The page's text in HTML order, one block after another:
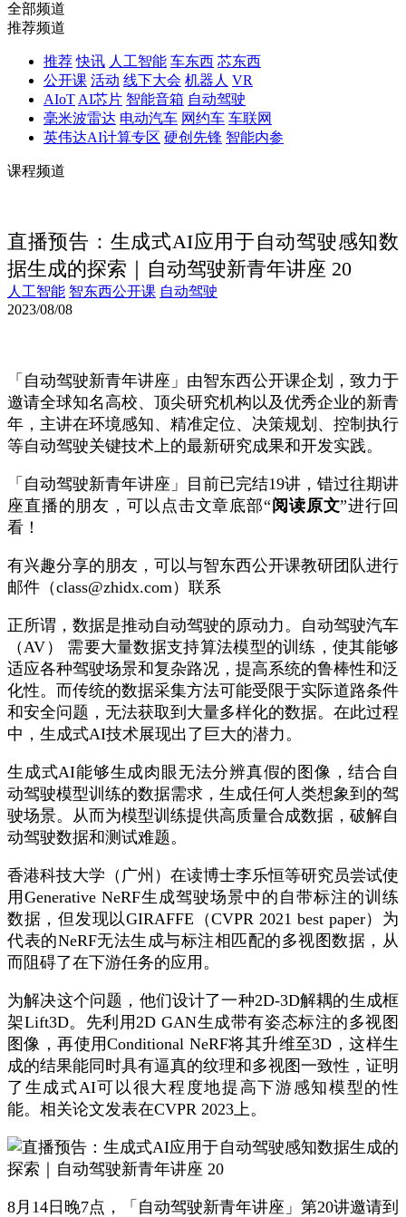
全部频道
推荐频道
推荐 快讯 人工智能 车东西 芯东西
公开课 活动 线下大会 机器人 VR
AIoT AI芯片 智能音箱 自动驾驶
毫米波雷达 电动汽车 网约车 车联网
英伟达AI计算专区 硬创先锋 智能内参
课程频道
直播预告：生成式AI应用于自动驾驶感知数
据生成的探索｜自动驾驶新青年讲座 20
人工智能 智东西公开课 自动驾驶
2023/08/08
「自动驾驶新青年讲座」由智东西公开课企划，致力于
邀请全球知名高校、顶尖研究机构以及优秀企业的新青
年，主讲在环境感知、精准定位、决策规划、控制执行
等自动驾驶关键技术上的最新研究成果和开发实践。
「自动驾驶新青年讲座」目前已完结19讲，错过往期讲
座直播的朋友，可以点击文章底部“阅读原文”进行回
看！
有兴趣分享的朋友，可以与智东西公开课教研团队进行
邮件（class@zhidx.com）联系
正所谓，数据是推动自动驾驶的原动力。自动驾驶汽车
（AV） 需要大量数据支持算法模型的训练，使其能够
适应各种驾驶场景和复杂路况，提高系统的鲁棒性和泛
化性。而传统的数据采集方法可能受限于实际道路条件
和安全问题，无法获取到大量多样化的数据。在此过程
中，生成式AI技术展现出了巨大的潜力。
生成式AI能够生成肉眼无法分辨真假的图像，结合自
动驾驶模型训练的数据需求，生成任何人类想象到的驾
驶场景。从而为模型训练提供高质量合成数据，破解自
动驾驶数据和测试难题。
香港科技大学（广州）在读博士李乐恒等研究员尝试使
用Generative NeRF生成驾驶场景中的自带标注的训练
数据，但发现以GIRAFFE（CVPR 2021 best paper）为
代表的NeRF无法生成与标注相匹配的多视图数据，从
而阻碍了在下游任务的应用。
为解决这个问题，他们设计了一种2D-3D解耦的生成框
架Lift3D。先利用2D GAN生成带有姿态标注的多视图
图像，再使用Conditional NeRF将其升维至3D，这样生
成的结果能同时具有逼真的纹理和多视图一致性，证明
了生成式AI可以很大程度地提高下游感知模型的性
能。相关论文发表在CVPR 2023上。
8月14日晚7点，「自动驾驶新青年讲座」第20讲邀请到